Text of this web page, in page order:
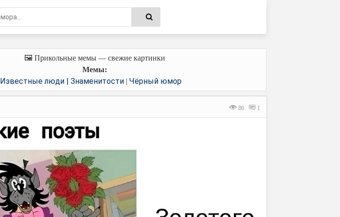
🖼️ Прикольные мемы — свежие картинки
Мемы:
Известные люди | Знаменитости | Чёрный юмор
86 1